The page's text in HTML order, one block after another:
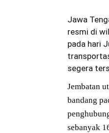
Jawa
resmi di
pada hari
segera
Jembatan
bandang
sebanyak